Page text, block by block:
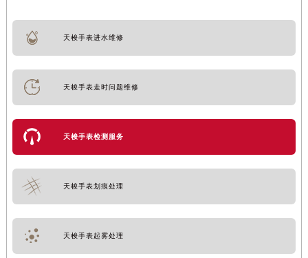
天梭手表进水维修
天梭手表走时问题维修
天梭手表检测服务
天梭手表划痕处理
天梭手表起雾处理